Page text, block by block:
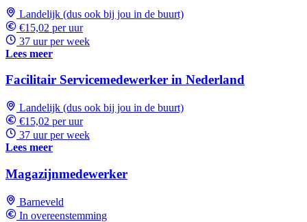
Landelijk (dus ook bij jou in de buurt)
€15,02 per uur
37 uur per week
Lees meer
Facilitair Servicemedewerker in Nederland
Landelijk (dus ook bij jou in de buurt)
€15,02 per uur
37 uur per week
Lees meer
Magazijnmedewerker
Barneveld
In overeenstemming